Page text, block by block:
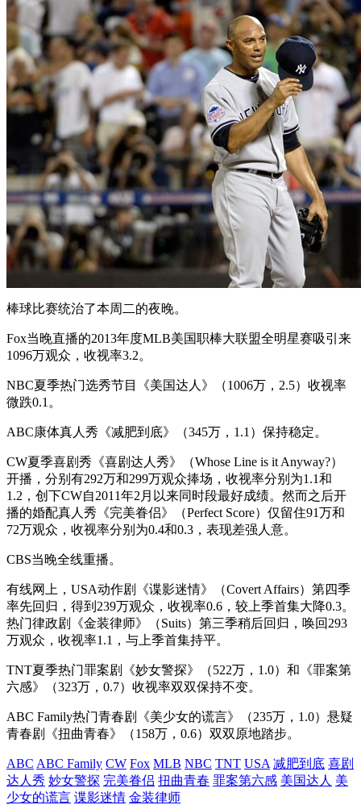
棒球比赛统治了本周二的夜晚。
Fox当晚直播的2013年度MLB美国职棒大联盟全明星赛吸引来
1096万观众，收视率3.2。
NBC夏季热门选秀节目《美国达人》（1006万，2.5）收视率
微跌0.1。
ABC康体真人秀《减肥到底》（345万，1.1）保持稳定。
CW夏季喜剧秀《喜剧达人秀》（Whose Line is it Anyway?）
开播，分别有292万和299万观众捧场，收视率分别为1.1和
1.2，创下CW自2011年2月以来同时段最好成绩。然而之后开
播的婚配真人秀《完美眷侣》（Perfect Score）仅留住91万和
72万观众，收视率分别为0.4和0.3，表现差强人意。
CBS当晚全线重播。
有线网上，USA动作剧《谍影迷情》（Covert Affairs）第四季
率先回归，得到239万观众，收视率0.6，较上季首集大降0.3。
热门律政剧《金装律师》（Suits）第三季稍后回归，唤回293
万观众，收视率1.1，与上季首集持平。
TNT夏季热门罪案剧《妙女警探》（522万，1.0）和《罪案第
六感》（323万，0.7）收视率双双保持不变。
ABC Family热门青春剧《美少女的谎言》（235万，1.0）悬疑
青春剧《扭曲青春》（158万，0.6）双双原地踏步。
ABC ABC Family CW Fox MLB NBC TNT USA 减肥到底 喜剧
达人秀 妙女警探 完美眷侣 扭曲青春 罪案第六感 美国达人 美
少女的谎言 谍影迷情 金装律师